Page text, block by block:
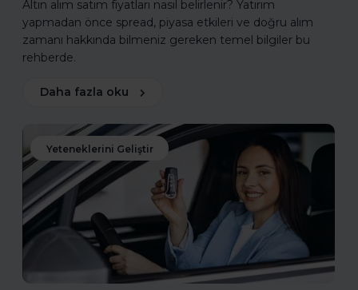
Altın alım satım fiyatları nasıl belirlenir? Yatırım
yapmadan önce spread, piyasa etkileri ve doğru alım
zamanı hakkında bilmeniz gereken temel bilgiler bu
rehberde.
Daha fazla oku
Yeteneklerini Geliştir